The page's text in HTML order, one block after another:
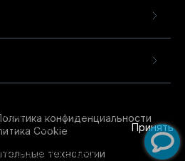
конфиденциальности
Cookie
технологии
использовать
с использованием
дополнительной
Принять